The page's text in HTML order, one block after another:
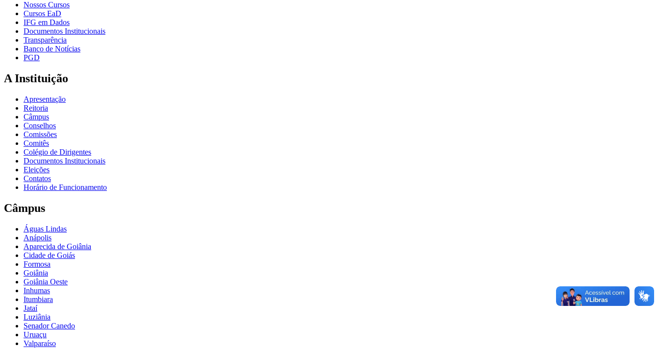
Nossos Cursos
Cursos EaD
IFG em Dados
Documentos Institucionais
Transparência
Banco de Notícias
PGD
A Instituição
Apresentação
Reitoria
Câmpus
Conselhos
Comissões
Comitês
Colégio de Dirigentes
Documentos Institucionais
Eleições
Contatos
Horário de Funcionamento
Câmpus
Águas Lindas
Anápolis
Aparecida de Goiânia
Cidade de Goiás
Formosa
Goiânia
Goiânia Oeste
Inhumas
Itumbiara
Jataí
Luziânia
Senador Canedo
Uruaçu
Valparaíso